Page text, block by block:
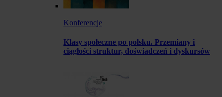
Konferencje
Klasy społeczne po polsku. Przemiany i
ciągłości struktur, doświadczeń i dyskursów